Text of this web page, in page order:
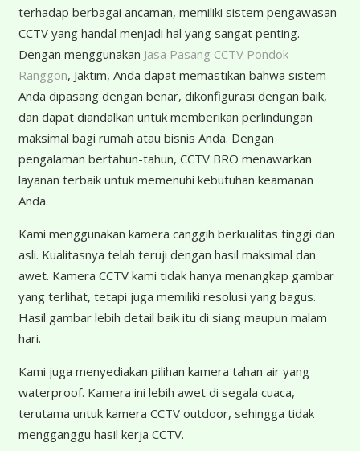
terhadap berbagai ancaman, memiliki sistem pengawasan
CCTV yang handal menjadi hal yang sangat penting.
Dengan menggunakan Jasa Pasang CCTV Pondok
Ranggon, Jaktim, Anda dapat memastikan bahwa sistem
Anda dipasang dengan benar, dikonfigurasi dengan baik,
dan dapat diandalkan untuk memberikan perlindungan
maksimal bagi rumah atau bisnis Anda. Dengan
pengalaman bertahun-tahun, CCTV BRO menawarkan
layanan terbaik untuk memenuhi kebutuhan keamanan
Anda.
Kami menggunakan kamera canggih berkualitas tinggi dan
asli. Kualitasnya telah teruji dengan hasil maksimal dan
awet. Kamera CCTV kami tidak hanya menangkap gambar
yang terlihat, tetapi juga memiliki resolusi yang bagus.
Hasil gambar lebih detail baik itu di siang maupun malam
hari.
Kami juga menyediakan pilihan kamera tahan air yang
waterproof. Kamera ini lebih awet di segala cuaca,
terutama untuk kamera CCTV outdoor, sehingga tidak
mengganggu hasil kerja CCTV.